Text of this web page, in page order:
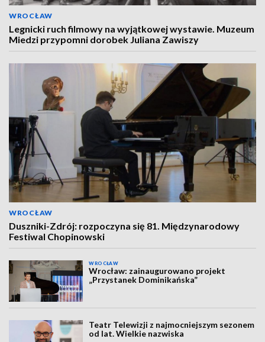
WROCŁAW
Legnicki ruch filmowy na wyjątkowej wystawie. Muzeum
Miedzi przypomni dorobek Juliana Zawiszy
WROCŁAW
Duszniki-Zdrój: rozpoczyna się 81. Międzynarodowy
Festiwal Chopinowski
WROCŁAW
Wrocław: zainaugurowano projekt
„Przystanek Dominikańska”
Teatr Telewizji z najmocniejszym sezonem
od lat. Wielkie nazwiska